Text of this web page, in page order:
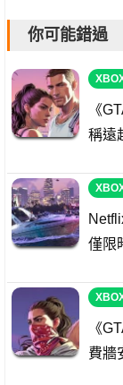
你可能錯過
《
稱遠
僅限
《
費牆